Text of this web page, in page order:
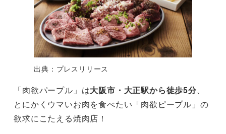
出典：プレスリリース
「肉欲パープル」は大阪市・大正駅から徒歩5分、
とにかくウマいお肉を食べたい「肉欲ピープル」の
欲求にこたえる焼肉店！